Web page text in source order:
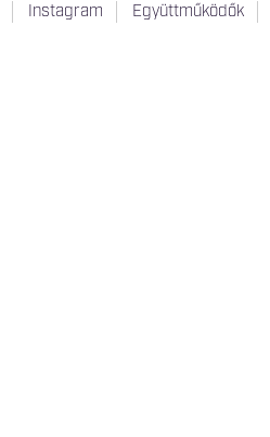
Instagram Együttműködők